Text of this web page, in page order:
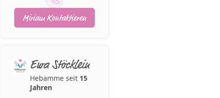
Miriam Kontaktieren
Ewa Stöcklein
Hebamme seit 15
Jahren